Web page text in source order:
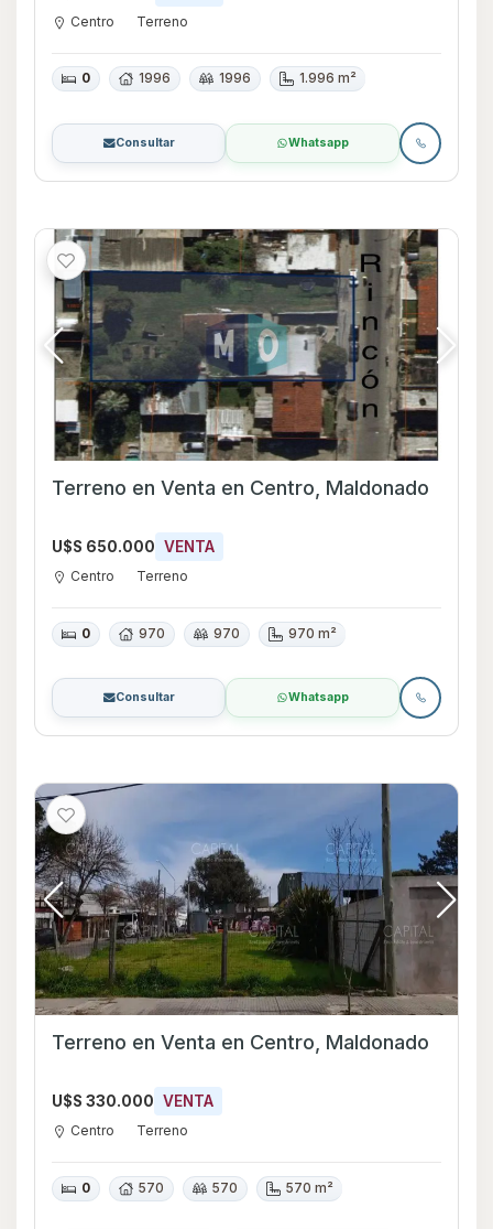
Centro Terreno
0 1996 1996 1.996 m²
Consultar Whatsapp
Terreno en Venta en Centro, Maldonado
U$S 650.000 VENTA
Centro Terreno
0 970 970 970 m²
Consultar Whatsapp
Terreno en Venta en Centro, Maldonado
U$S 330.000 VENTA
Centro Terreno
0 570 570 570 m²